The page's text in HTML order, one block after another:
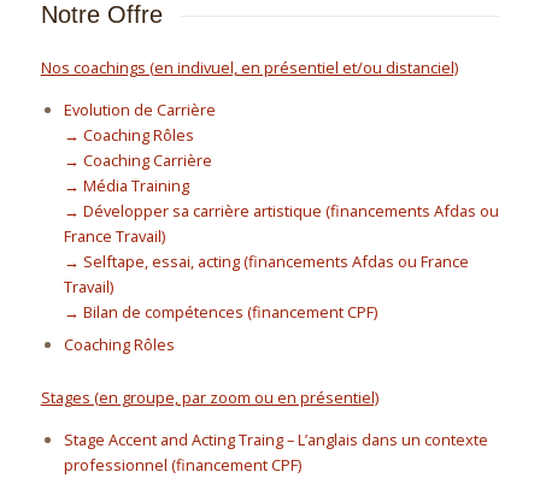
Notre Offre
Nos coachings (en indivuel, en présentiel et/ou distanciel)
Evolution de Carrière
→ Coaching Rôles
→ Coaching Carrière
→ Média Training
→ Développer sa carrière artistique (financements Afdas ou
France Travail)
→ Selftape, essai, acting (financements Afdas ou France
Travail)
→ Bilan de compétences (financement CPF)
Coaching Rôles
Stages (en groupe, par zoom ou en présentiel)
Stage Accent and Acting Traing – L’anglais dans un contexte
professionnel (financement CPF)